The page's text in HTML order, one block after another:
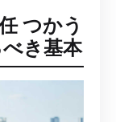
つかう
き基本